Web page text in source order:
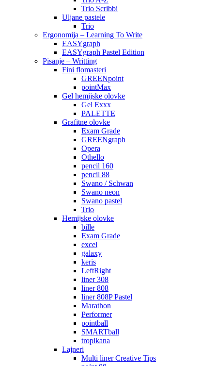
Trio Scribbi
Uljane pastele
Trio
Ergonomija – Learning To Write
EASYgraph
EASYgraph Pastel Edition
Pisanje – Writting
Fini flomasteri
GREENpoint
pointMax
Gel hemijske olovke
Gel Exxx
PALETTE
Grafitne olovke
Exam Grade
GREENgraph
Opera
Othello
pencil 160
pencil 88
Swano / Schwan
Swano neon
Swano pastel
Trio
Hemijske olovke
bille
Exam Grade
excel
galaxy
keris
LeftRight
liner 308
liner 808
liner 808P Pastel
Marathon
Performer
pointball
SMARTball
tropikana
Lajneri
Multi liner Creative Tips